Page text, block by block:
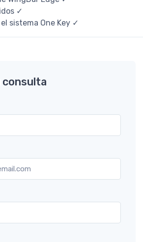
✓
sistema One Key ✓
consulta